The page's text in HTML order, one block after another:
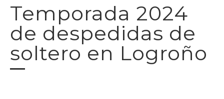
Temporada 2024
de despedidas de
soltero en Logroño